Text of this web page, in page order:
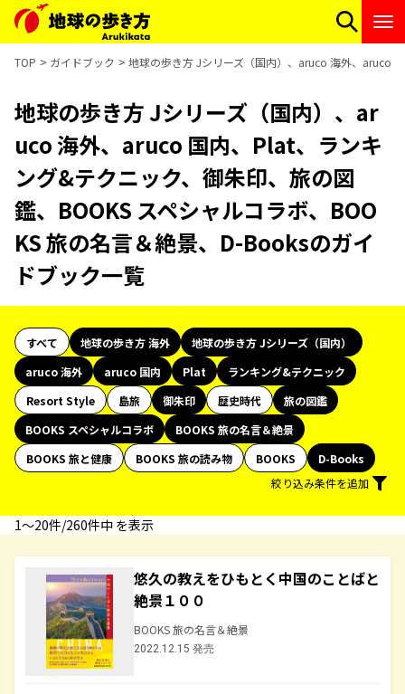
TOP ガイドブック 地球の歩き方 Jシリーズ（国内）、aruco 海外、aruco
地球の歩き方 Jシリーズ（国内）、ar
uco 海外、aruco 国内、Plat、ランキ
ング&テクニック、御朱印、旅の図
鑑、BOOKS スペシャルコラボ、BOO
KS 旅の名言＆絶景、D-Booksのガイ
ドブック一覧
すべて 地球の歩き方 海外
地球の歩き方 Jシリーズ（国内）
aruco 海外
aruco 国内 Plat
ランキング&テクニック
Resort Style
島旅 御朱印 歴史時代
旅の図鑑
BOOKS スペシャルコラボ
BOOKS 旅の名言＆絶景
BOOKS 旅と健康
BOOKS 旅の読み物 BOOKS
D-Books
絞り込み条件を追加
1〜20件/260件中 を表示
悠久の教えをひもとく中国のことばと
絶景１００
BOOKS 旅の名言＆絶景
2022.12.15 発売